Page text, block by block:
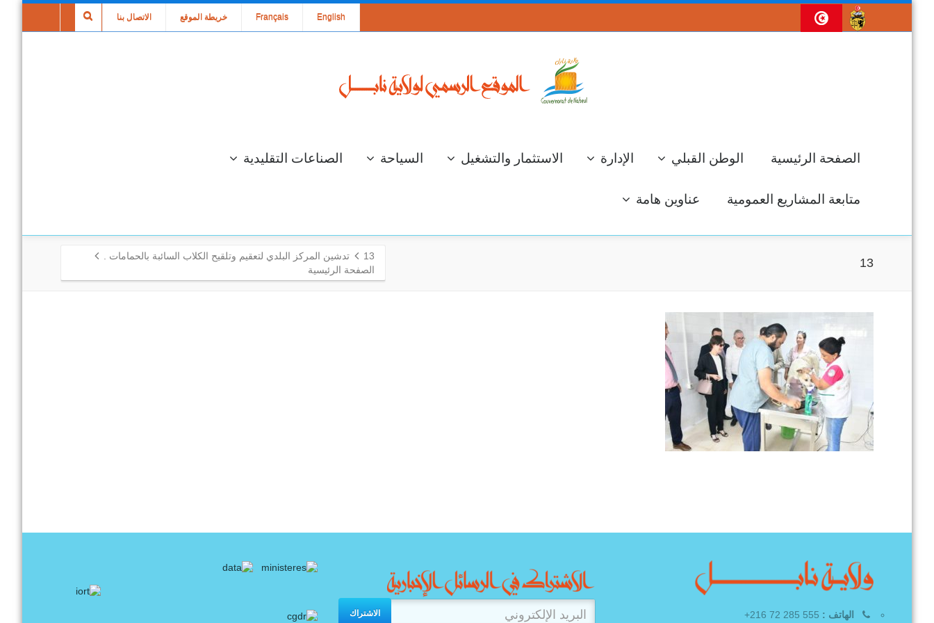
الاتصال بنا خريطة الموقع Français English
الصفحة الرئيسية الوطن القبلي الإدارة الاستثمار والتشغيل السياحة الصناعات التقليدية
متابعة المشاريع العمومية عناوين هامة
13
13
تدشين المركز البلدي لتعقيم وتلقيح الكلاب السائبة بالحمامات .
الصفحة الرئيسية
الاشتراك الهاتف :